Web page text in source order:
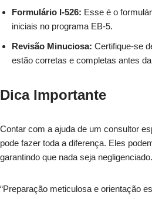
Formulário I-526: Esse é o
iniciais no programa EB-5.
Revisão Minuciosa: Certifique-se
estão corretas e completas antes
Dica Importante
Contar com a ajuda de um consultor
pode fazer toda a diferença. Eles
garantindo que nada seja negligenciado.
“Preparação meticulosa e orientação